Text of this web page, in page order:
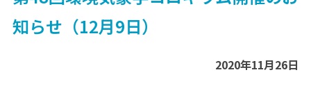
知らせ（12月9日）
2020年11月26日